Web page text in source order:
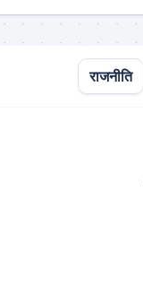
राजनीति